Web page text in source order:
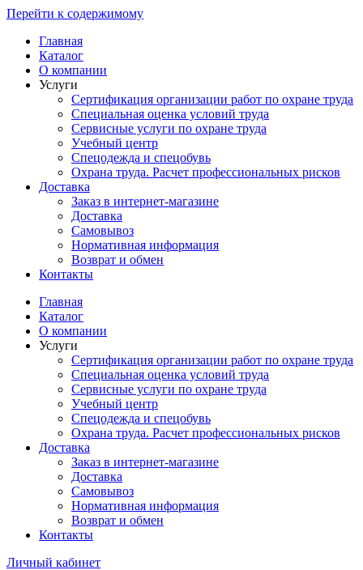
Перейти к содержимому
Главная
Каталог
О компании
Услуги
Сертификация организации работ по охране труда
Специальная оценка условий труда
Сервисные услуги по охране труда
Учебный центр
Спецодежда и спецобувь
Охрана труда. Расчет профессиональных рисков
Доставка
Заказ в интернет-магазине
Доставка
Самовывоз
Нормативная информация
Возврат и обмен
Контакты
Главная
Каталог
О компании
Услуги
Сертификация организации работ по охране труда
Специальная оценка условий труда
Сервисные услуги по охране труда
Учебный центр
Спецодежда и спецобувь
Охрана труда. Расчет профессиональных рисков
Доставка
Заказ в интернет-магазине
Доставка
Самовывоз
Нормативная информация
Возврат и обмен
Контакты
Личный кабинет